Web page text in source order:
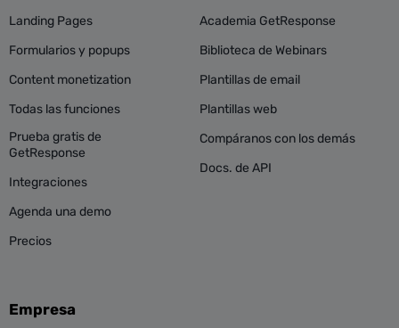
Landing Pages
Formularios y popups
Content monetization
Todas las funciones
Prueba gratis de
GetResponse
Integraciones
Agenda una demo
Precios
Academia GetResponse
Biblioteca de Webinars
Plantillas de email
Plantillas web
Compáranos con los demás
Docs. de API
Empresa